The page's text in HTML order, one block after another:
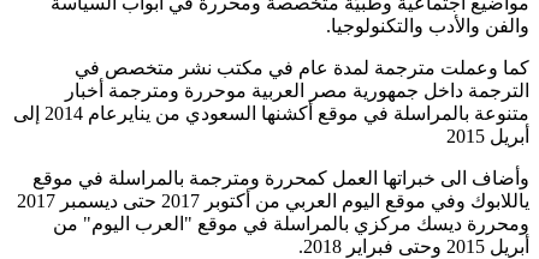
والفن والأدب والتكنولوجيا.
كما وعملت مترجمة لمدة عام في مكتب نشر متخصص في
الترجمة داخل جمهورية مصر العربية موحررة ومترجمة أخبار
متنوعة بالمراسلة في موقع أكشنها السعودي من ينايرعام 2014 إلى
أبريل 2015
وأضاف الى خبراتها العمل كمحررة ومترجمة بالمراسلة في موقع
ياللابوك وفي موقع اليوم العربي من أكتوبر 2017 حتى ديسمبر 2017
ومحررة ديسك مركزي بالمراسلة في موقع "العرب اليوم" من
أبريل 2015 وحتى فبراير 2018.